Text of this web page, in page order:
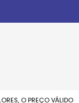
O PREÇO VÁLIDO